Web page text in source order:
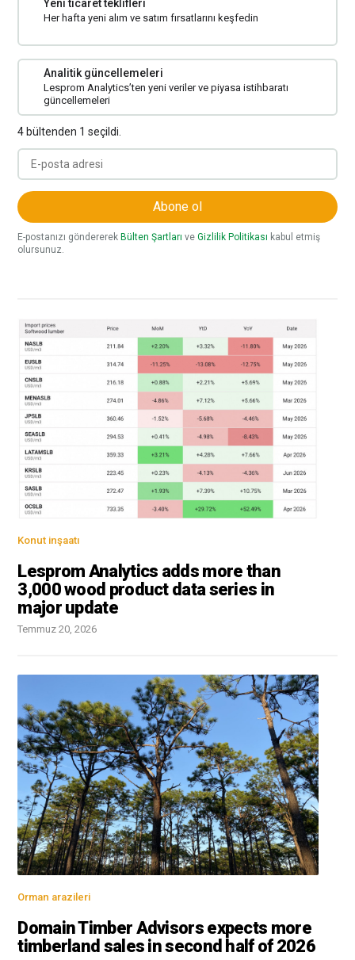
Yeni ticaret teklifleri
Her hafta yeni alım ve satım fırsatlarını keşfedin
Analitik güncellemeleri
Lesprom Analytics’ten yeni veriler ve piyasa istihbaratı
güncellemeleri
4 bültenden 1 seçildi.
Abone ol
E-postanızı göndererek Bülten Şartları veGizlilik Politikası kabul etmiş
olursunuz.
Konut inşaatı
Lesprom Analytics adds more than
3,000 wood product data series in
major update
Temmuz 20, 2026
Orman arazileri
Domain Timber Advisors expects more
timberland sales in second half of 2026